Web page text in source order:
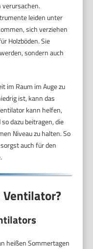
leiden unter
sich verziehen
Holzböden. Sie
sondern auch
im Raum im Auge zu
ist, kann das
kann helfen,
dazu beitragen, die
Niveau zu halten. So
auch für den
heißen Sommertagen